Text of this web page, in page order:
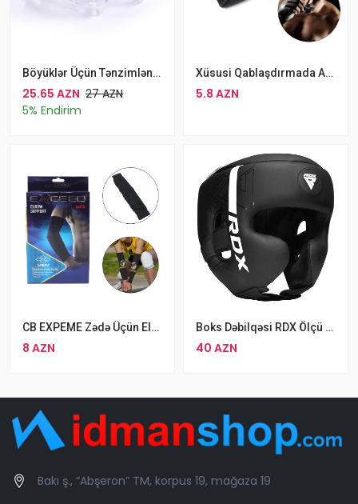
Böyüklər Üçün Tənzimlənən Şəffaf FOX X3 Üzgüçülük Eynəyi
25.65 AZN 27 AZN
5% Endirim
Xüsusi Qablaşdırmada ASPO Diş Qoruyucusu MMA Boks Qoruyucu Kapa Qara
5.8 AZN
CB EXPEME Zədə Üçün Elastik Dirsək Dəstəyi Neylon Qol Dəstəyi
8 AZN
Boks Dəbilqəsi RDX Ölçü Müxtelif
40 AZN
Bakı ş., “Abşeron” TM, korpus 19, mağaza 19